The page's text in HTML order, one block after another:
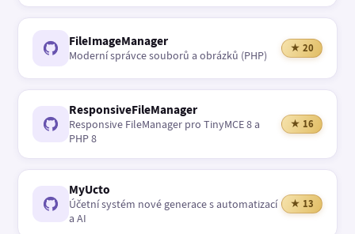
FileImageManager
Moderní správce souborů a obrázků (PHP)
★ 20
ResponsiveFileManager
Responsive FileManager pro TinyMCE 8 a
PHP 8
★ 16
MyUcto
Účetní systém nové generace s automatizací
a AI
★ 13